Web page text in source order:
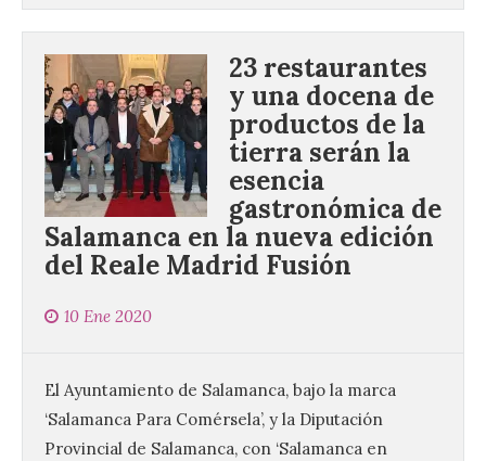
23 restaurantes
y una docena de
productos de la
tierra serán la
esencia
gastronómica de
Salamanca en la nueva edición
del Reale Madrid Fusión
10 Ene 2020
El Ayuntamiento de Salamanca, bajo la marca
‘Salamanca Para Comérsela’, y la Diputación
Provincial de Salamanca, con ‘Salamanca en